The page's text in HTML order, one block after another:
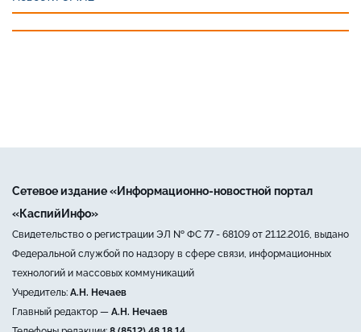
Сетевое издание «Информационно-новостной портал
«КаспийИнфо»
Свидетельство о регистрации ЭЛ № ФС 77 - 68109 от 21.12.2016, выдано
Федеральной службой по надзору в сфере связи, информационных
технологий и массовых коммуникаций
Учредитель: А.Н. Нечаев
Главный редактор — А.Н. Нечаев